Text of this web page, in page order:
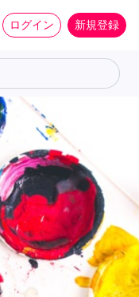
ログイン 新規登録